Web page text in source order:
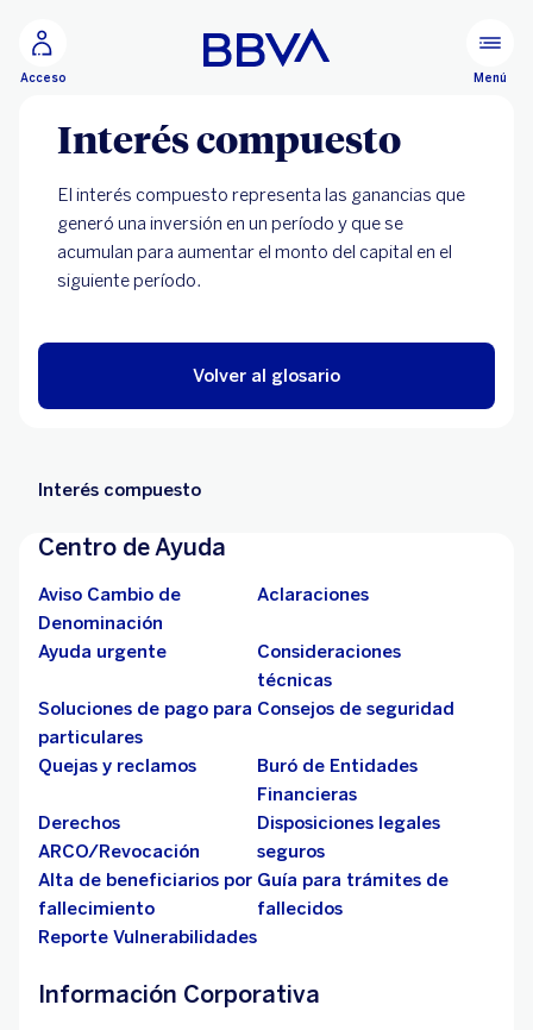
Acceso Menú
Interés compuesto
El interés compuesto representa las ganancias que
generó una inversión en un período y que se
acumulan para aumentar el monto del capital en el
siguiente período.
Volver al glosario
Interés compuesto
Centro de Ayuda
Aviso Cambio de
Denominación
Aclaraciones
Ayuda urgente
Consideraciones
técnicas
Soluciones de pago para
particulares
Consejos de seguridad
Quejas y reclamos
Buró de Entidades
Financieras
Derechos
ARCO/Revocación
Disposiciones legales
seguros
Alta de beneficiarios por
fallecimiento
Guía para trámites de
fallecidos
Reporte Vulnerabilidades
Información Corporativa